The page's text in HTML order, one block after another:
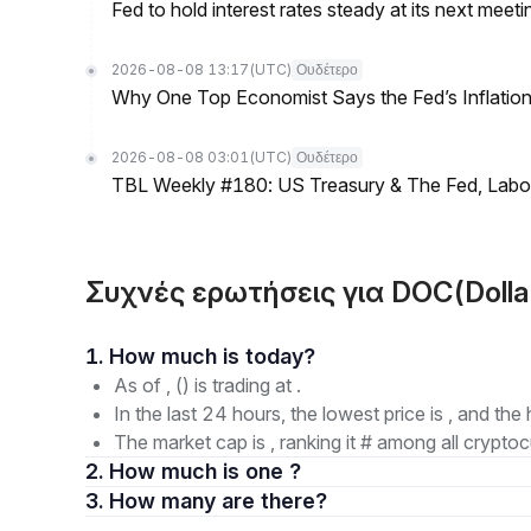
Fed to hold interest rates steady at its next
2026-08-08 13:17 (UTC) Ουδέτερο
Why One Top Economist Says the Fed’s
2026-08-08 03:01 (UTC) Ουδέτερο
TBL Weekly #180: US Treasury & The Fed,
Συχνές ερωτήσεις για
1. How much is today?
As of , () is trading at .
In the last 24 hours, the lowest price is , and
The market cap is , ranking it # among all
2. How much is one ?
3. How many are there?